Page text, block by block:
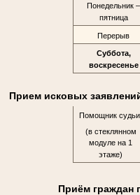
Понедельник –
пятница
Перерыв
Суббота,
воскресенье
Прием исковых
Помощник судьи
(в стеклянном
модуле на 1
этаже)
Приём граждан